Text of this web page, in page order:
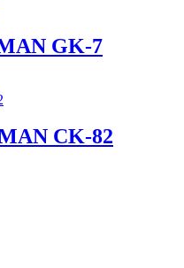
GK-7
CK-82